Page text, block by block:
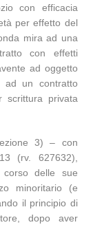
con efficacia
per effetto del
mira ad una
con effetti
ad oggetto
ad un contratto
scrittura privata
3) – con
(rv. 627632),
delle sue
minoritario (e
il principio di
dopo aver